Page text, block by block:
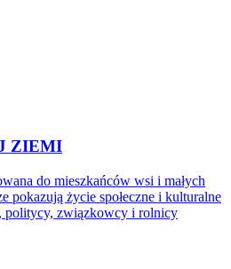
ZIEMI
do mieszkańców wsi i małych
pokazują życie społeczne i kulturalne
politycy, związkowcy i rolnicy